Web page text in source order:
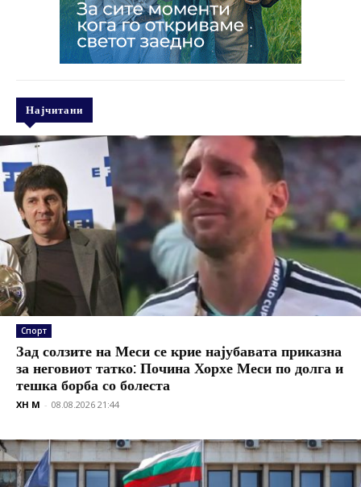
Најчитани
Спорт
Зад солзите на Меси се крие најубавата приказна
за неговиот татко: Почина Хорхе Меси по долга и
тешка борба со болеста
XH M - 08.08.2026 21:44